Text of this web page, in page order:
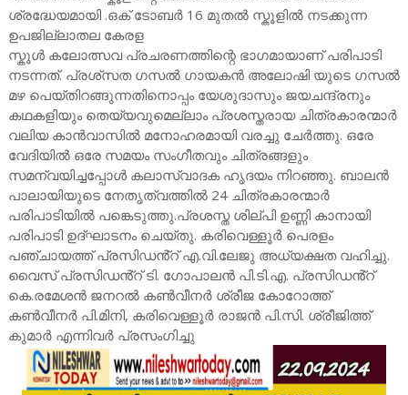
ശ്രദ്ധേയമായി .ഒക് ടോബർ 16 മുതൽ സ്കൂളിൽ നടക്കുന്ന
ഉപജില്ലാതല കേരള
സ്കൂൾ കലോത്സവ പ്രചരണത്തിന്റെ ഭാഗമായാണ് പരിപാടി
നടന്നത്. പ്രശ്സത ഗസൽ ഗായകൻ അലോഷി യുടെ ഗസൽ
മഴ പെയ്തിറങ്ങുന്നതിനൊപ്പം യേശുദാസും ജയചന്ദ്രനും
കഥകളിയും തെയ്യവുമെല്ലാം പ്രശസ്തരായ ചിത്രകാരന്മാർ
വലിയ കാൻവാസിൽ മനോഹരമായി വരച്ചു ചേർത്തു. ഒരേ
വേദിയിൽ ഒരേ സമയം സംഗീതവും ചിത്രങ്ങളും
സമന്വയിച്ചപ്പോൾ കലാസ്വാദക ഹൃദയം നിറഞ്ഞു. ബാലൻ
പാലായിയുടെ നേതൃത്വത്തിൽ 24 ചിത്രകാരന്മാർ
പരിപാടിയിൽ പങ്കെടുത്തു.പ്രശസ്ത ശില്പി ഉണ്ണി കാനായി
പരിപാടി ഉദ്ഘാടനം ചെയ്തു. കരിവെള്ളൂർ പെരളം
പഞ്ചായത്ത് പ്രസിഡൻ്റ് എ.വി.ലേജു അധ്യക്ഷത വഹിച്ചു.
വൈസ് പ്രസിഡൻ്റ് ടി. ഗോപാലൻ പി.ടി.എ. പ്രസിഡൻ്റ്
കെ.രമേശൻ ജനറൽ കൺവീനർ ശ്രീജ കോറോത്ത്
കൺവീനർ പി.മിനി, കരിവെള്ളൂർ രാജൻ പി.സി. ശ്രീജിത്ത്
കുമാർ എന്നിവർ പ്രസംഗിച്ചു